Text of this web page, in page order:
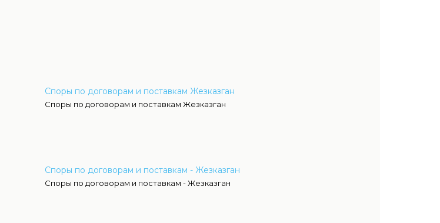
Споры по договорам и поставкам Жезказган
Споры по договорам и поставкам Жезказган
Споры по договорам и поставкам - Жезказган
Споры по договорам и поставкам - Жезказган